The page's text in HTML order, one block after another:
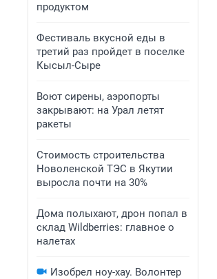
продуктом
Фестиваль вкусной еды в
третий раз пройдет в поселке
Кысыл-Сыре
Воют сирены, аэропорты
закрывают: на Урал летят
ракеты
Стоимость строительства
Новоленской ТЭС в Якутии
выросла почти на 30%
Дома полыхают, дрон попал в
склад Wildberries: главное о
налетах
Изобрел ноу-хау. Волонтер